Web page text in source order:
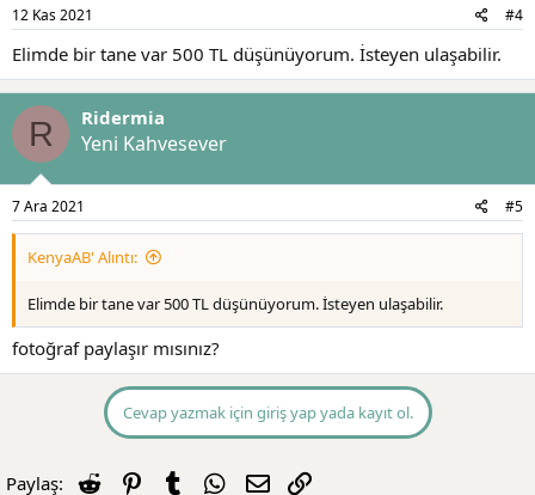
12 Kas 2021 #4
Elimde bir tane var 500 TL düşünüyorum. İsteyen ulaşabilir.
R Ridermia
Yeni Kahvesever
7 Ara 2021 #5
KenyaAB' Alıntı:
Elimde bir tane var 500 TL düşünüyorum. İsteyen ulaşabilir.
fotoğraf paylaşır mısınız?
Cevap yazmak için giriş yap yada kayıt ol.
Paylaş: Reddit PinterestTumblrWhatsApp
E-posta